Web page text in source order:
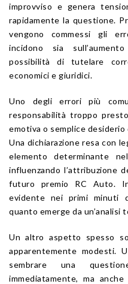
improvviso e genera
rapidamente la questione.
vengono commessi gli
incidono sia
possibilità di tutelare
economici e giuridici.
Uno degli errori più
responsabilità troppo
emotiva o semplice
Una dichiarazione resa con
elemento determinante
influenzando l’attribuzione
futuro premio RC Auto.
evidente nei primi minuti
quanto emerge da un’analisi
Un altro aspetto spesso
apparentemente modesti.
sembrare una
immediatamente, ma